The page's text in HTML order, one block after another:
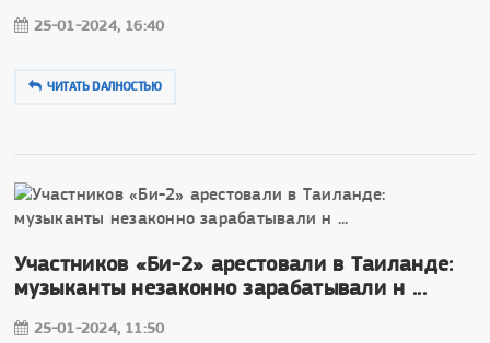
25-01-2024, 16:40
ЧИТАТЬ DAЛНОСТЬЮ
Участников «Би-2» арестовали в Таиланде:
музыканты незаконно зарабатывали н ...
25-01-2024, 11:50